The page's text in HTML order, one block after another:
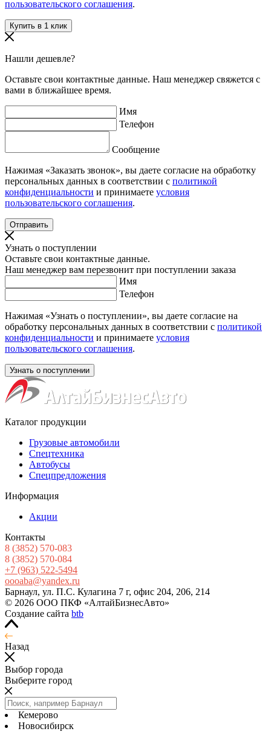
пользовательского соглашения.
Нашли дешевле?
Оставьте свои контактные данные. Наш менеджер свяжется с
вами в ближайшее время.
Имя
Телефон
Сообщение
Нажимая «Заказать звонок», вы даете согласие на обработку
персональных данных в соответствии с политикой
конфиденциальности и принимаете условия
пользовательского соглашения.
Узнать о поступлении
Оставьте свои контактные данные.
Наш менеджер вам перезвонит при поступлении заказа
Имя
Телефон
Нажимая «Узнать о поступлении», вы даете согласие на
обработку персональных данных в соответствии с политикой
конфиденциальности и принимаете условия
пользовательского соглашения.
Каталог продукции
Грузовые автомобили
Спецтехника
Автобусы
Спецпредложения
Информация
Акции
Контакты
8 (3852) 570-083
8 (3852) 570-084
+7 (963) 522-5494
oooaba@yandex.ru
Барнаул, ул. П.С. Кулагина 7 г, офис 204, 206, 214
© 2026 ООО ПКФ «АлтайБизнесАвто»
Создание сайта btb
Назад
Выбор города
Выберите город
Кемерово
Новосибирск